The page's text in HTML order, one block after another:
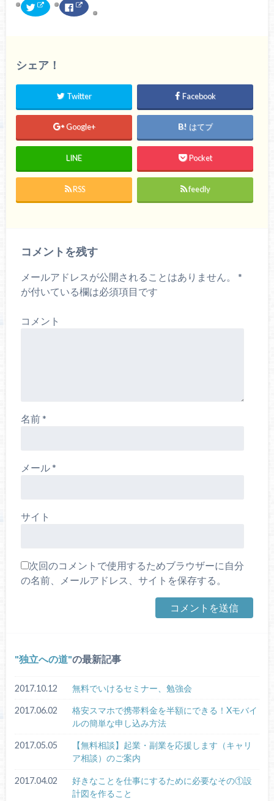
ク
ッ
i
t
e
共
有
し
い
ド
ウ
き
F
c
す
る
に
は
ク
ッ
ク
し
く
さ
い
(
新
し
ウ
で
ま
す
)
シェア！
Twitter Facebook
Google+ はてブ
LINE Pocket
RSS feedly
コメントを残す
メールアドレスが公開されることはありません。
*
が付いている欄は必須項目です
コメント
名前*
メール*
サイト
次回のコメントで使用するためブラウザーに自分
の名前、メールアドレス、サイトを保存する。
独立への道 の最新記事
2017.10.12 無料でいけるセミナー、勉強会
2017.06.02
格安スマホで携帯料金を半額にできる！Xモバイ
ルの簡単な申し込み方法
2017.05.05
【無料相談】起業・副業を応援します（キャリ
ア相談）のご案内
2017.04.02
好きなことを仕事にするために必要なその①設
計図を作ること